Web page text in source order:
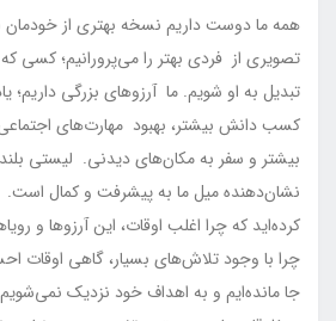
همه ما دوست داریم نسخه بهتری از خودمان
تصویری از فردی بهتر را می‌پرورانیم؛ کسی
تبدیل به او شویم. ما آرزوهای بزرگی داریم؛
کسب دانش بیشتر، بهبود مهارت‌های
بیشتر و سفر به مکان‌های دیدنی. لیستی
نشان‌دهنده میل ما به پیشرفت و کمال است.
کرده‌اید که چرا اغلب اوقات، این آرزوها و
چرا با وجود تلاش‌های بسیار، گاهی اوقات
جا مانده‌ایم و به اهداف خود نزدیک